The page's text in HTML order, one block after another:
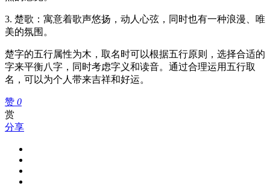
3. 楚歌：寓意着歌声悠扬，动人心弦，同时也有一种浪漫、唯
美的氛围。
楚字的五行属性为木，取名时可以根据五行原则，选择合适的
字来平衡八字，同时考虑字义和读音。通过合理运用五行取
名，可以为个人带来吉祥和好运。
赞 0
赏
分享